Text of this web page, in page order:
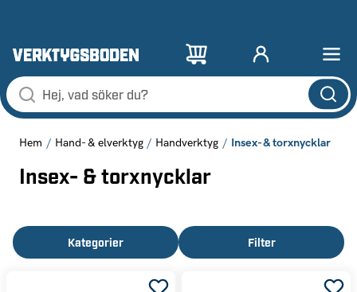
Hem Hand- & elverktyg Handverktyg Insex- & torxnycklar
Insex- & torxnycklar
Kategorier Filter